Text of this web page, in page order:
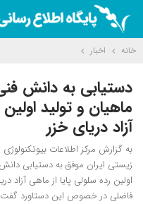
خانه اخبار
دستیابی به دانش فنی
ماهیان و تولید
آزاد دریای خزر
زیستی ایران موفق به دستیابی دانش
اولین رده سلولی پایا از ماهی آزاد
فاضلی در خصوص این دستاورد گفت: